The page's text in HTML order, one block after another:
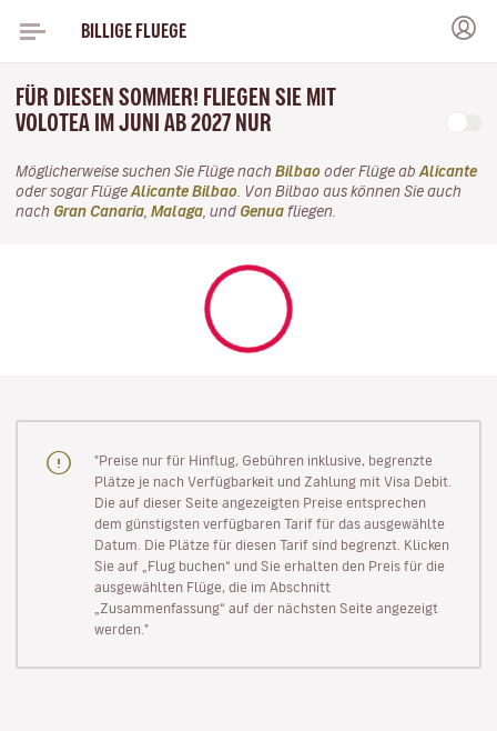
BILLIGE FLUEGE
FÜR DIESEN SOMMER! FLIEGEN SIE MIT
VOLOTEA IM JUNI AB 2027 NUR
Möglicherweise suchen Sie Flüge nach Bilbao oder Flüge ab Alicante
oder sogar Flüge Alicante Bilbao . Von Bilbao aus können Sie auch
nach Gran Canaria Malaga , und Genua fliegen.
"Preise nur für Hinflug, Gebühren inklusive, begrenzte
Plätze je nach Verfügbarkeit und Zahlung mit Visa Debit.
Die auf dieser Seite angezeigten Preise entsprechen
dem günstigsten verfügbaren Tarif für das ausgewählte
Datum. Die Plätze für diesen Tarif sind begrenzt. Klicken
Sie auf „Flug buchen“ und Sie erhalten den Preis für die
ausgewählten Flüge, die im Abschnitt
„Zusammenfassung“ auf der nächsten Seite angezeigt
werden."